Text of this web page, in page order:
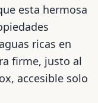
esta hermosa
ricas en
firme, justo al
accesible solo